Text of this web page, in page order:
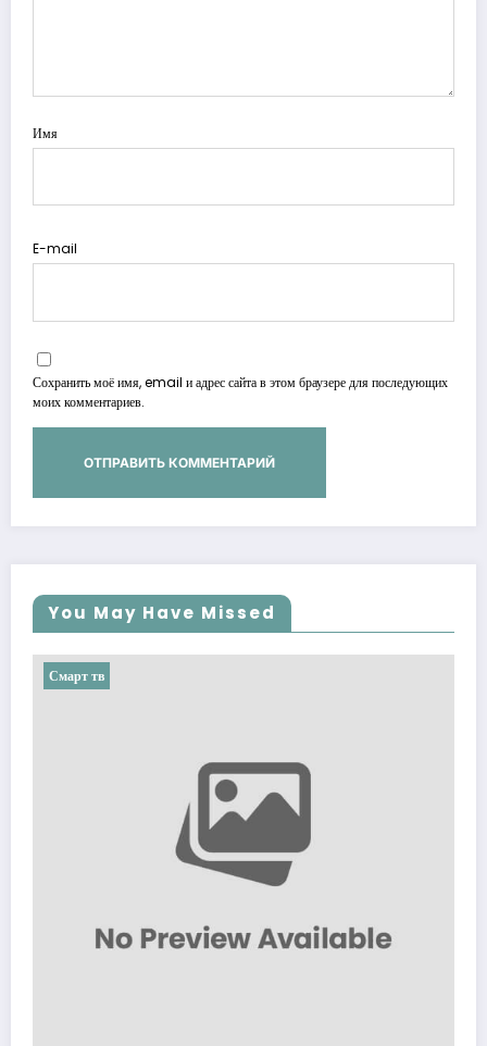
Имя
E-mail
Сохранить моё имя, email и адрес сайта в этом браузере для последующих
моих комментариев.
You May Have Missed
Смарт тв